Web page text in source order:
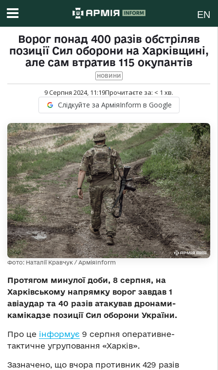
EN
Ворог понад 400 разів обстріляв
позиції Сил оборони на Харківщині,
але сам втратив 115 окупантів
НОВИНИ
9 Серпня 2024, 11:19Прочитаєте за: < 1 хв.
Слідкуйте за АрміяInform в Google
Фото: Наталії Кравчук / АрміяInform
Протягом минулої доби, 8 серпня, на
Харківському напрямку ворог завдав 1
авіаудар та 40 разів атакував дронами-
камікадзе позиції Сил оборони України.
Про це інформує 9 серпня оперативне-
тактичне угруповання «Харків».
Зазначено, що вчора противник 429 разів